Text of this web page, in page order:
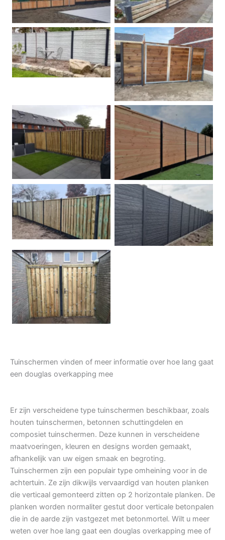
Betonschutting
Dubbele poort
Betonpalen schutting Douglas
Hout beton schuttingen Rots motief antraciet
Tuindeur grenen
Tuinschermen vinden of meer informatie over hoe lang gaat
een douglas overkapping mee
Er zijn verscheidene type tuinschermen beschikbaar, zoals
houten tuinschermen, betonnen schuttingdelen en
composiet tuinschermen. Deze kunnen in verscheidene
maatvoeringen, kleuren en designs worden gemaakt,
afhankelijk van uw eigen smaak en begroting.
Tuinschermen zijn een populair type omheining voor in de
achtertuin. Ze zijn dikwijls vervaardigd van houten planken
die verticaal gemonteerd zitten op 2 horizontale planken. De
planken worden normaliter gestut door verticale betonpalen
die in de aarde zijn vastgezet met betonmortel. Wilt u meer
weten over hoe lang gaat een douglas overkapping mee of